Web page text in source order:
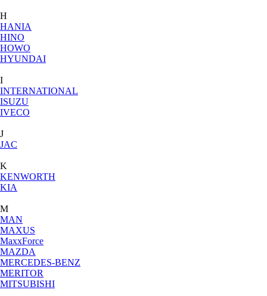
H
HANIA
HINO
HOWO
HYUNDAI
I
INTERNATIONAL
ISUZU
IVECO
J
JAC
K
KENWORTH
KIA
M
MAN
MAXUS
MaxxForce
MAZDA
MERCEDES-BENZ
MERITOR
MITSUBISHI